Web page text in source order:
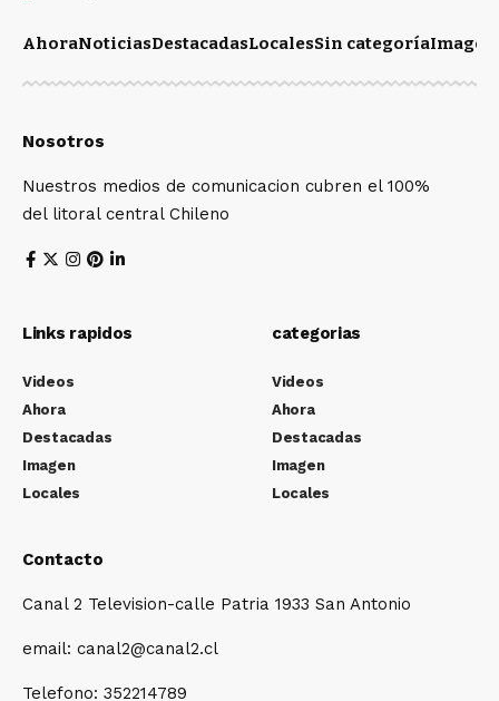
AhoraNoticiasDestacadasLocalesSin categoríaImagen
Nosotros
Nuestros medios de comunicacion cubren el 100%
del litoral central Chileno
Links rapidos
Videos
Ahora
Destacadas
Imagen
Locales
categorias
Videos
Ahora
Destacadas
Imagen
Locales
Contacto
Canal 2 Television-calle Patria 1933 San Antonio
email: canal2@canal2.cl
Telefono: 352214789